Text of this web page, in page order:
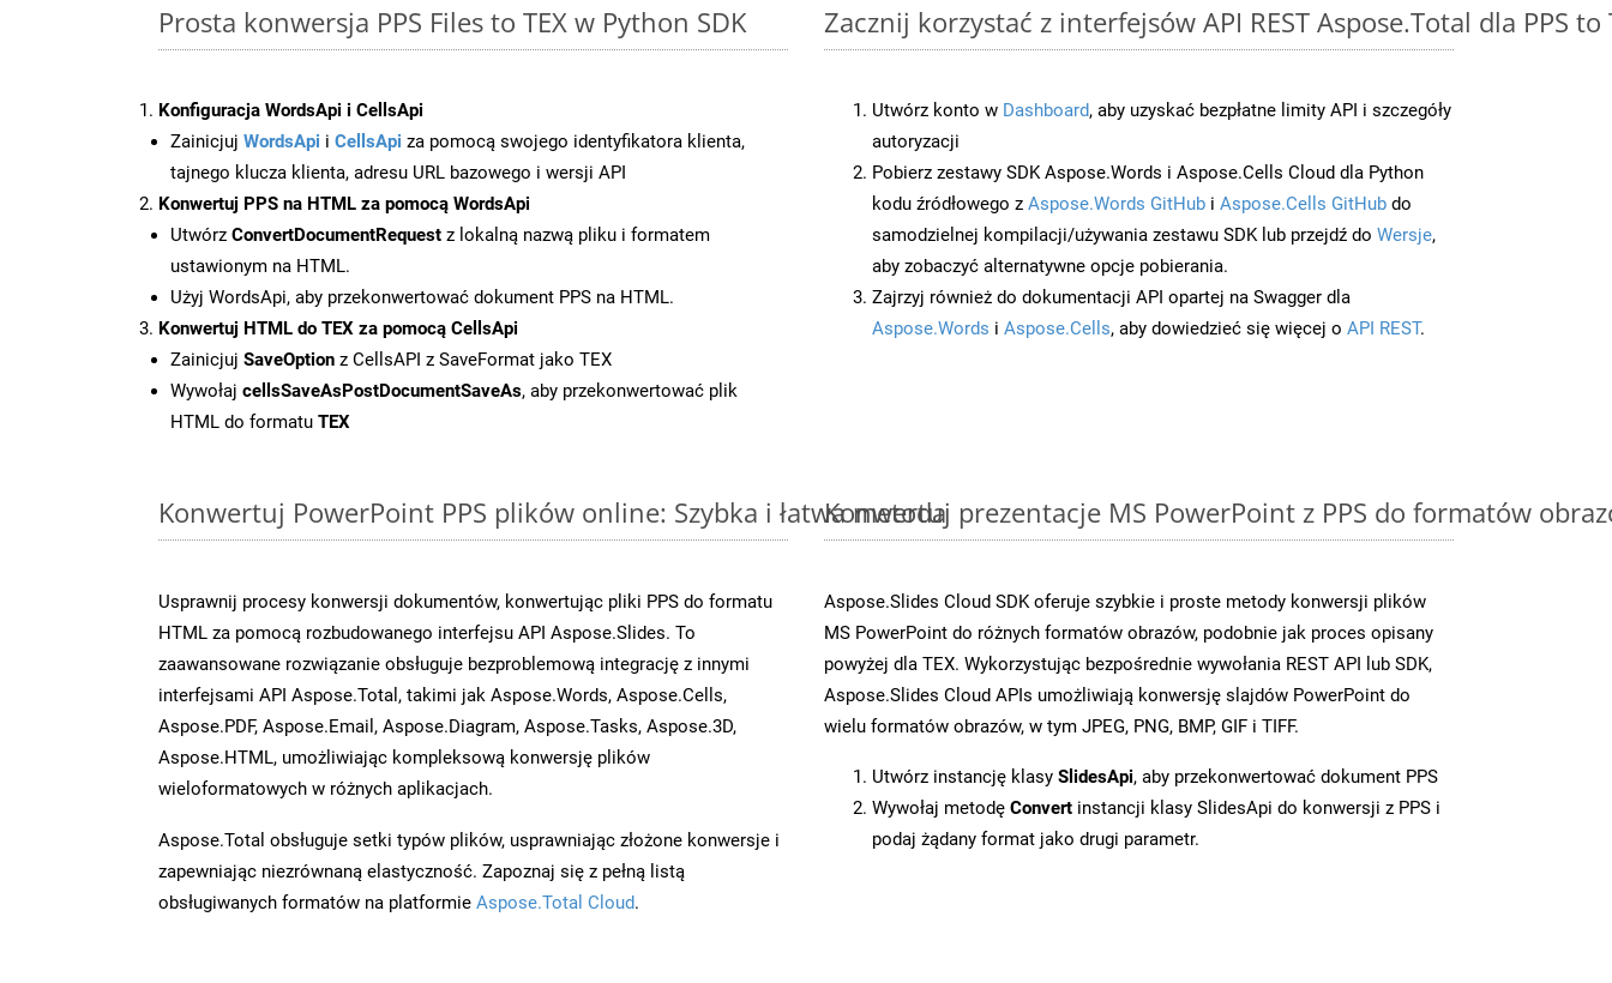
Prosta konwersja PPS Files to TEX w Python SDK
Konfiguracja WordsApi i CellsApi
Zainicjuj WordsApi i CellsApi za pomocą swojego identyfikatora klienta,
tajnego klucza klienta, adresu URL bazowego i wersji API
Konwertuj PPS na HTML za pomocą WordsApi
Utwórz ConvertDocumentRequest z lokalną nazwą pliku i formatem
ustawionym na HTML.
Użyj WordsApi, aby przekonwertować dokument PPS na HTML.
Konwertuj HTML do TEX za pomocą CellsApi
Zainicjuj SaveOption z CellsAPI z SaveFormat jako TEX
Wywołaj cellsSaveAsPostDocumentSaveAs, aby przekonwertować plik
HTML do formatu TEX
Zacznij korzystać z interfejsów API REST Aspose.Total dla PPS to
Utwórz konto w Dashboard, aby uzyskać bezpłatne limity API i szczegóły
autoryzacji
Pobierz zestawy SDK Aspose.Words i Aspose.Cells Cloud dla Python
kodu źródłowego z Aspose.Words GitHub i Aspose.Cells GitHub do
samodzielnej kompilacji/używania zestawu SDK lub przejdź do Wersje,
aby zobaczyć alternatywne opcje pobierania.
Zajrzyj również do dokumentacji API opartej na Swagger dla
Aspose.Words i Aspose.Cells, aby dowiedzieć się więcej o API REST.
Konwertuj PowerPoint PPS plików online: Szybka i łatwa metoda
Usprawnij procesy konwersji dokumentów, konwertując pliki PPS do formatu
HTML za pomocą rozbudowanego interfejsu API Aspose.Slides. To
zaawansowane rozwiązanie obsługuje bezproblemową integrację z innymi
interfejsami API Aspose.Total, takimi jak Aspose.Words, Aspose.Cells,
Aspose.PDF, Aspose.Email, Aspose.Diagram, Aspose.Tasks, Aspose.3D,
Aspose.HTML, umożliwiając kompleksową konwersję plików
wieloformatowych w różnych aplikacjach.
Aspose.Total obsługuje setki typów plików, usprawniając złożone konwersje i
zapewniając niezrównaną elastyczność. Zapoznaj się z pełną listą
obsługiwanych formatów na platformie Aspose.Total Cloud.
Konwertuj prezentacje MS PowerPoint z PPS do formatów
Aspose.Slides Cloud SDK oferuje szybkie i proste metody konwersji plików
MS PowerPoint do różnych formatów obrazów, podobnie jak proces opisany
powyżej dla TEX. Wykorzystując bezpośrednie wywołania REST API lub SDK,
Aspose.Slides Cloud APIs umożliwiają konwersję slajdów PowerPoint do
wielu formatów obrazów, w tym JPEG, PNG, BMP, GIF i TIFF.
Utwórz instancję klasy SlidesApi, aby przekonwertować dokument PPS
Wywołaj metodę Convert instancji klasy SlidesApi do konwersji z PPS i
podaj żądany format jako drugi parametr.